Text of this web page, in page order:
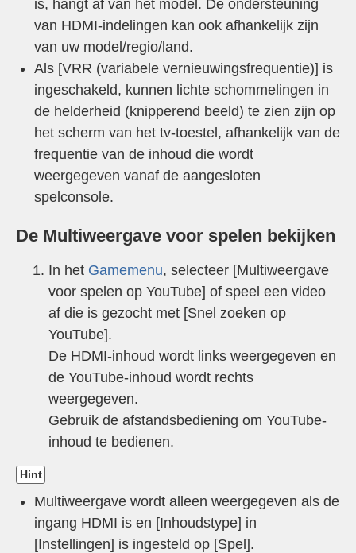
is, hangt af van het model. De ondersteuning
van HDMI-indelingen kan ook afhankelijk zijn
van uw model/regio/land.
Als [VRR (variabele vernieuwingsfrequentie)] is
ingeschakeld, kunnen lichte schommelingen in
de helderheid (knipperend beeld) te zien zijn op
het scherm van het tv-toestel, afhankelijk van de
frequentie van de inhoud die wordt
weergegeven vanaf de aangesloten
spelconsole.
De Multiweergave voor spelen bekijken
In het Gamemenu, selecteer [Multiweergave
voor spelen op YouTube] of speel een video
af die is gezocht met [Snel zoeken op
YouTube].
De HDMI-inhoud wordt links weergegeven en
de YouTube-inhoud wordt rechts
weergegeven.
Gebruik de afstandsbediening om YouTube-
inhoud te bedienen.
Hint
Multiweergave wordt alleen weergegeven als de
ingang HDMI is en [Inhoudstype] in
[Instellingen] is ingesteld op [Spel].